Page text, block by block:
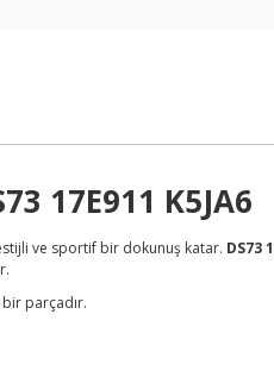
17E911 K5JA6
ve sportif bir dokunuş katar. DS73
parçadır.